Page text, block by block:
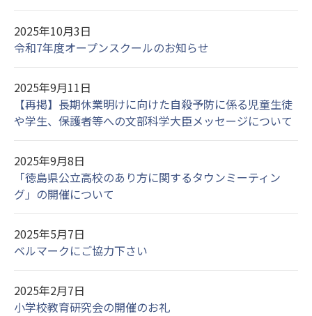
2025年10月3日
令和7年度オープンスクールのお知らせ
2025年9月11日
【再掲】長期休業明けに向けた自殺予防に係る児童生徒
や学生、保護者等への文部科学大臣メッセージについて
2025年9月8日
「徳島県公立高校のあり方に関するタウンミーティン
グ」の開催について
2025年5月7日
ベルマークにご協力下さい
2025年2月7日
小学校教育研究会の開催のお礼